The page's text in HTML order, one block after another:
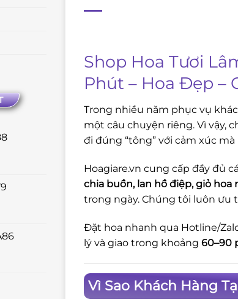
Shop Hoa Tươi
Phút – Hoa Đẹp –
Trong nhiều năm phục vụ
một câu chuyện riêng. Vì vậy,
đi đúng “tông” với cảm xúc
Hoagiare.vn cung cấp đầy đủ
chia buồn, lan hồ điệp, giỏ
trong ngày. Chúng tôi luôn ưu
Đặt hoa nhanh qua Hotline/
lý và giao trong khoảng 60–90
Vì Sao Khách Hàng